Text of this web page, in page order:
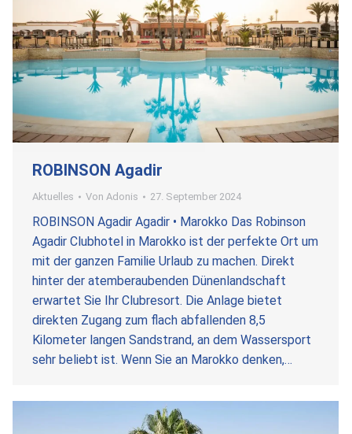
ROBINSON Agadir
Aktuelles Von Adonis 27. September 2024
ROBINSON Agadir Agadir • Marokko Das Robinson
Agadir Clubhotel in Marokko ist der perfekte Ort um
mit der ganzen Familie Urlaub zu machen. Direkt
hinter der atemberaubenden Dünenlandschaft
erwartet Sie Ihr Clubresort. Die Anlage bietet
direkten Zugang zum flach abfallenden 8,5
Kilometer langen Sandstrand, an dem Wassersport
sehr beliebt ist. Wenn Sie an Marokko denken,…